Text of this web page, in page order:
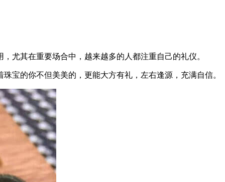
尤其在重要场合中，越来越多的人都注重自己的礼仪。
宝的你不但美美的，更能大方有礼，左右逢源，充满自信。